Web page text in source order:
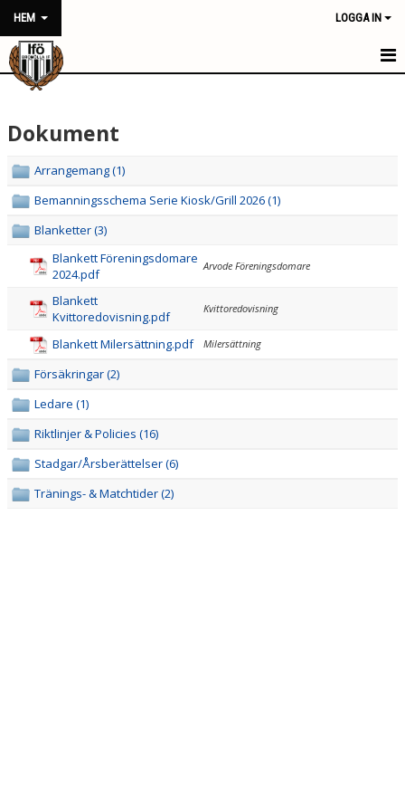
HEM LOGGA IN
HEM
NYHETER
FÖRENINGEN
KONTAKT
DOKUMENT
VÅRA LAG/TRÄNARE
MATCHER
CUPER
Dokument
Arrangemang (1)
Bemanningsschema Serie Kiosk/Grill 2026 (1)
Blanketter (3)
Blankett Föreningsdomare
2024.pdf
Arvode Föreningsdomare
Blankett
Kvittoredovisning.pdf
Kvittoredovisning
Blankett Milersättning.pdf Milersättning
Försäkringar (2)
Ledare (1)
Riktlinjer & Policies (16)
Stadgar/Årsberättelser (6)
Tränings- & Matchtider (2)